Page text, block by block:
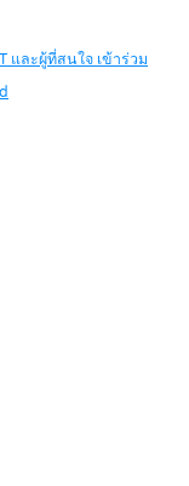
และผู้ที่สนใจ เข้าร่วม